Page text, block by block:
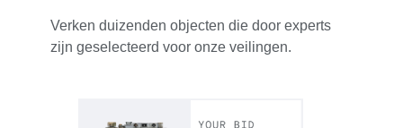
Verken duizenden objecten die door experts
zijn geselecteerd voor onze veilingen.